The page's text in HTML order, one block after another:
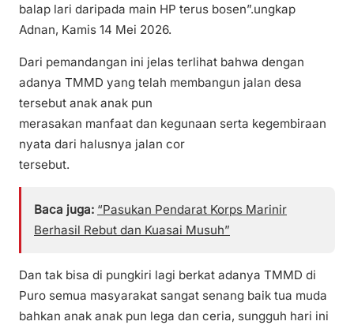
balap lari daripada main HP terus bosen”.ungkap
Adnan, Kamis 14 Mei 2026.
Dari pemandangan ini jelas terlihat bahwa dengan
adanya TMMD yang telah membangun jalan desa
tersebut anak anak pun
merasakan manfaat dan kegunaan serta kegembiraan
nyata dari halusnya jalan cor
tersebut.
Baca juga: “Pasukan Pendarat Korps Marinir
Berhasil Rebut dan Kuasai Musuh”
Dan tak bisa di pungkiri lagi berkat adanya TMMD di
Puro semua masyarakat sangat senang baik tua muda
bahkan anak anak pun lega dan ceria, sungguh hari ini